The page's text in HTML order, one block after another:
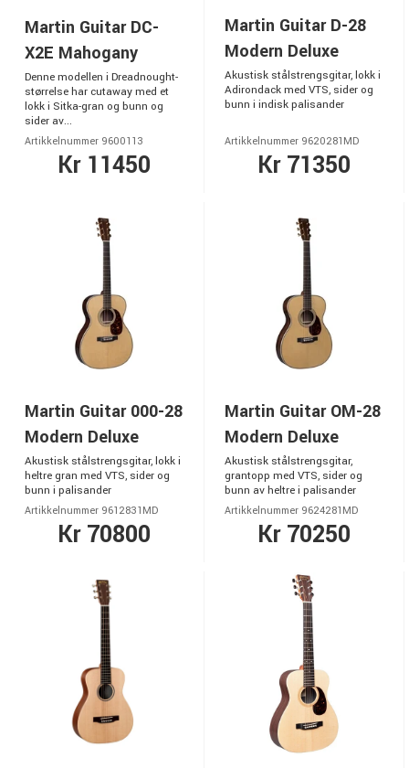
Martin Guitar DC-
X2E Mahogany
Denne modellen i Dreadnought-
størrelse har cutaway med et
lokk i Sitka-gran og bunn og
sider av...
Artikkelnummer 9600113
Kr 11450
Martin Guitar D-28
Modern Deluxe
Akustisk stålstrengsgitar, lokk i
Adirondack med VTS, sider og
bunn i indisk palisander
Artikkelnummer 9620281MD
Kr 71350
Martin Guitar 000-28
Modern Deluxe
Akustisk stålstrengsgitar, lokk i
heltre gran med VTS, sider og
bunn i palisander
Artikkelnummer 9612831MD
Kr 70800
Martin Guitar OM-28
Modern Deluxe
Akustisk stålstrengsgitar,
grantopp med VTS, sider og
bunn av heltre i palisander
Artikkelnummer 9624281MD
Kr 70250